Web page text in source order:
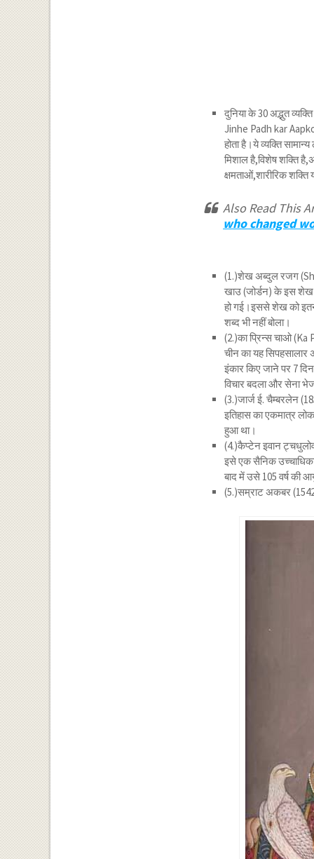
दुनिया के 30 अद्भुत
Jinhe Padh kar
होता है।ये व्यक्ति
मिशाल है,विशेष शक्ति
क्षमताओं,शारीरिक
Also Read This
who changed
(1.)शेख अब्दुल रजग
खाउ (जोर्डन) के इस शेख
हो गई।इससे शेख को
शब्द भी नहीं बोला।
(2.)का प्रिन्स चाओ (Ka
चीन का यह सिपहसालार
इंकार किए जाने पर 7
विचार बदला और सेना
(3.)जार्ज ई. चैम्बरलेन
इतिहास का एकमात्र
हुआ था।
(4.)कैप्टेन इवान
इसे एक सैनिक
बाद में उसे 105 वर्ष की
(5.)सम्राट अकबर